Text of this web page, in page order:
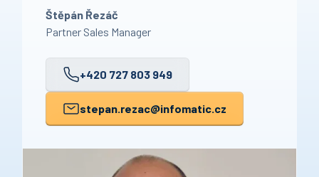
Štěpán Řezáč
Partner Sales Manager
+420 727 803 949
stepan.rezac@infomatic.cz